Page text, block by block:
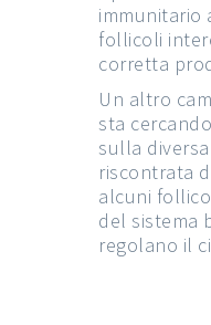
immunitario
follicoli
corretta
Un altro
sta
sulla
riscontrata
alcuni
del sistema
regolano il